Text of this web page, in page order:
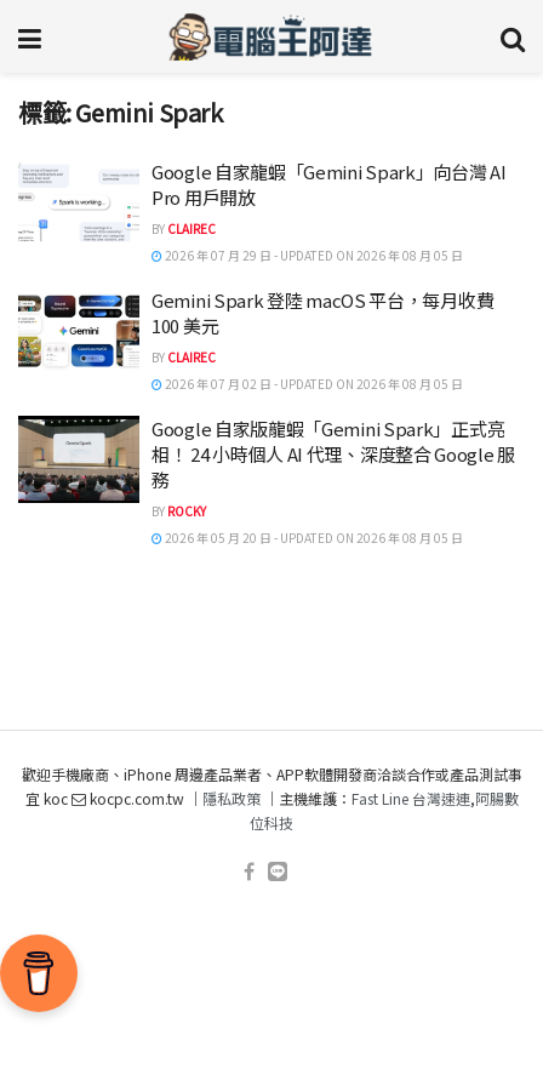
標籤:Gemini Spark
Google 自家龍蝦「Gemini Spark」向台灣 AI
Pro 用戶開放
BY CLAIREC
2026 年 07 月 29 日 - UPDATED ON 2026 年 08 月 05 日
Gemini Spark 登陸 macOS 平台，每月收費
100 美元
BY CLAIREC
2026 年 07 月 02 日 - UPDATED ON 2026 年 08 月 05 日
Google 自家版龍蝦「Gemini Spark」正式亮
相！ 24 小時個人 AI 代理、深度整合 Google 服
務
BY ROCKY
2026 年 05 月 20 日 - UPDATED ON 2026 年 08 月 05 日
歡迎手機廠商、iPhone 周邊產品業者、APP軟體開發商洽談合作或產品測試事
宜 koc
kocpc.com.tw ｜ 隱私政策｜主機維護： Fast Line 台灣速連,阿腸數
位科技